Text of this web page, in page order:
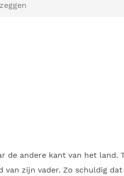
de andere kant van het land.
zijn vader. Zo schuldig